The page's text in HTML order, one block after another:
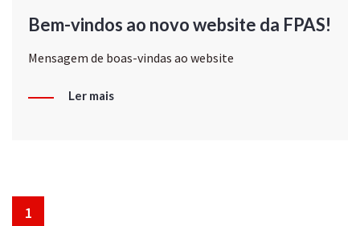
Bem-vindos ao novo website da FPAS!
Mensagem de boas-vindas ao website
Ler mais
1